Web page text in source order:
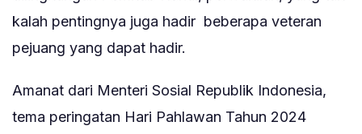
kalah pentingnya juga hadir beberapa veteran
pejuang yang dapat hadir.
Amanat dari Menteri Sosial Republik Indonesia,
tema peringatan Hari Pahlawan Tahun 2024